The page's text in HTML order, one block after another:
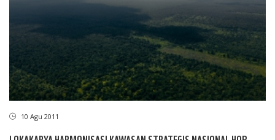
10 Agu 2011